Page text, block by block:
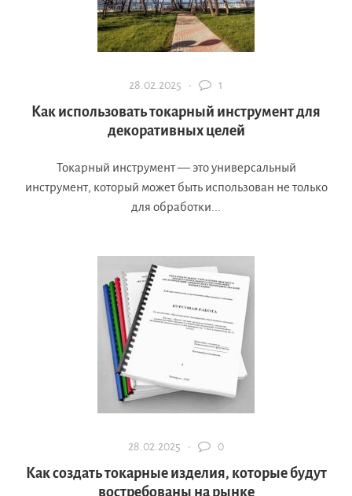
28.02.2025 · 1
Как использовать токарный инструмент для
декоративных целей
Токарный инструмент — это универсальный
инструмент, который может быть использован не только
для обработки...
28.02.2025 · 0
Как создать токарные изделия, которые будут
востребованы на рынке